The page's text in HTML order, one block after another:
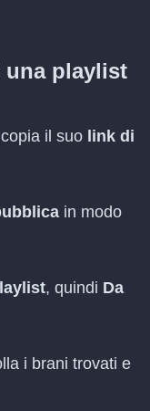
playlist
il suo link di
in modo
, quindi Da
i brani trovati e